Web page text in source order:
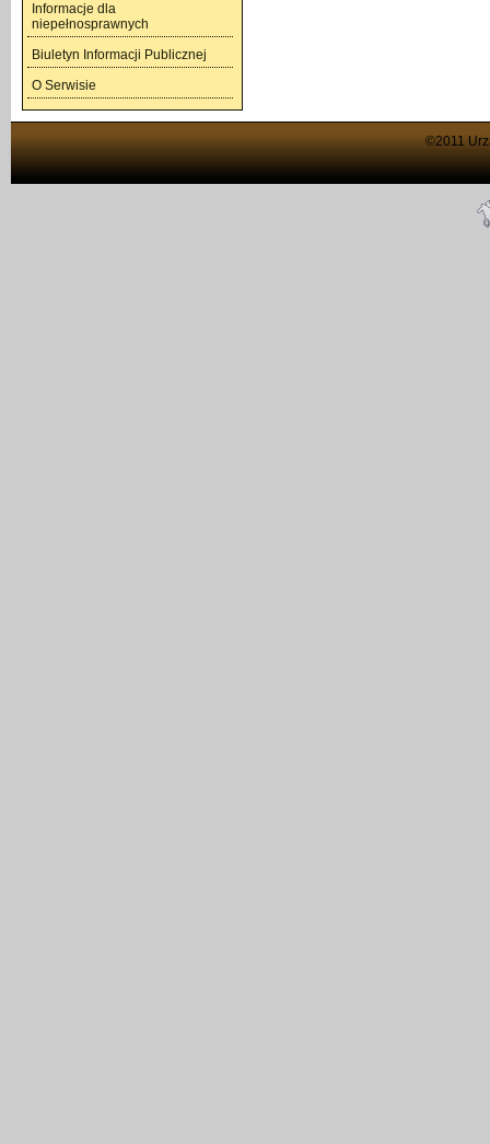
Informacje dla
niepełnosprawnych
Biuletyn Informacji Publicznej
O Serwisie
©2011